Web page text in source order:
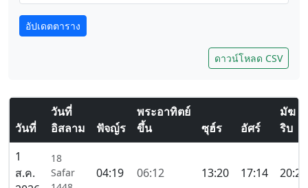
อัปเดตตาราง
ดาวน์โหลด CSV
วันที่
วันที่
อิสลาม
ฟัจญ์ร
พระอาทิตย์
ขึ้น
ซุฮ์ร อัศร์
มัฆ
ริบ
1
ส.ค.
18
Safar
04:19 06:12 13:20 17:14 20:29